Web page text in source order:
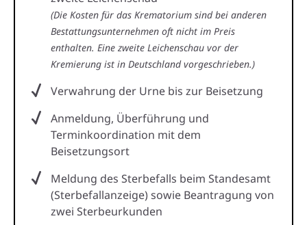
(Die Kosten für das Krematorium sind bei anderen
Bestattungsunternehmen oft nicht im Preis
enthalten. Eine zweite Leichenschau vor der
Kremierung ist in Deutschland vorgeschrieben.)
Verwahrung der Urne bis zur Beisetzung
Anmeldung, Überführung und
Terminkoordination mit dem
Beisetzungsort
Meldung des Sterbefalls beim Standesamt
(Sterbefallanzeige) sowie Beantragung von
zwei Sterbeurkunden